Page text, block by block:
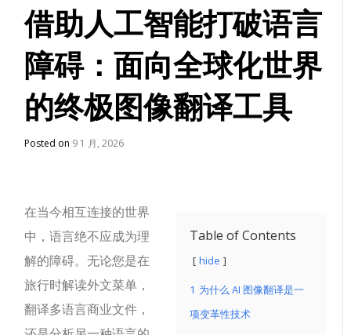
借助人工智能打破语言
障碍：面向全球化世界
的终极图像翻译工具
Posted on 9 1 月, 2026
Table of Contents
hide
1 为什么 AI 图像翻译是一
项变革性技术
在当今相互连接的世界
中，语言绝不应成为理
解的障碍。无论您是在
旅行时解读外文菜单，
翻译多语言商业文件，